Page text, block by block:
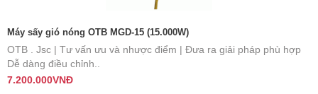
Máy sấy gió nóng OTB MGD-15 (15.000W)
OTB . Jsc | Tư vấn ưu và nhược điểm | Đưa ra giải pháp phù hợp ​
Dễ dàng điều chỉnh..
7.200.000VNĐ